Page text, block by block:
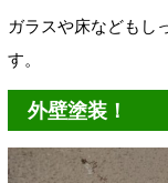
ガラスや床などもし
す。
外壁塗装！